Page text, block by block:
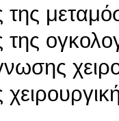
της
της